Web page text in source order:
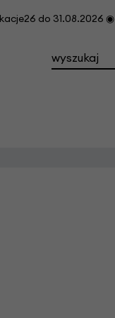
do 31.08.2026 ◉
i konserwacji roweru